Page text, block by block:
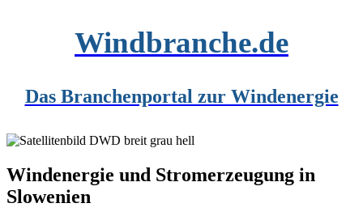
Windbranche.de
Das Branchenportal zur Windenergie
Windenergie und Stromerzeugung in
Slowenien